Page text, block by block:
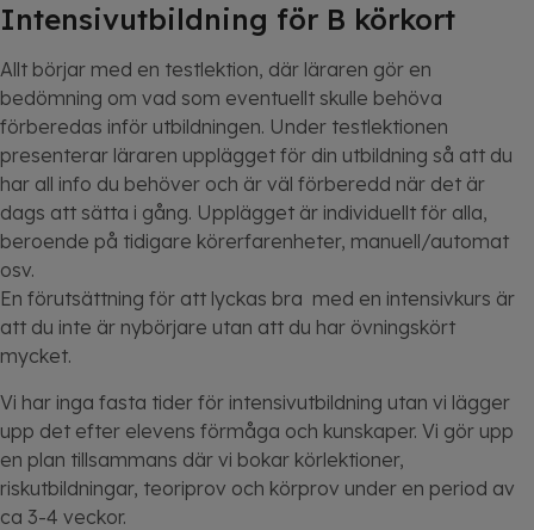
Intensivutbildning för B körkort
Allt börjar med en testlektion, där läraren gör en
bedömning om vad som eventuellt skulle behöva
förberedas inför utbildningen. Under testlektionen
presenterar läraren upplägget för din utbildning så att du
har all info du behöver och är väl förberedd när det är
dags att sätta i gång. Upplägget är individuellt för alla,
beroende på tidigare körerfarenheter, manuell/automat
osv.
En förutsättning för att lyckas bra med en intensivkurs är
att du inte är nybörjare utan att du har övningskört
mycket.
Vi har inga fasta tider för intensivutbildning utan vi lägger
upp det efter elevens förmåga och kunskaper. Vi gör upp
en plan tillsammans där vi bokar körlektioner,
riskutbildningar, teoriprov och körprov under en period av
ca 3-4 veckor.